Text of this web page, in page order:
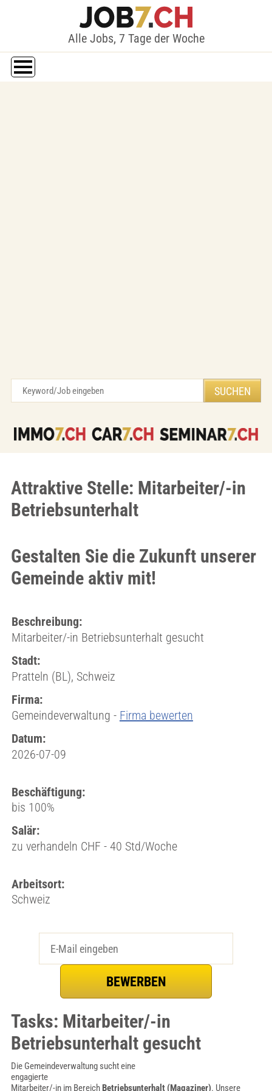
Alle Jobs, 7 Tage der Woche
Attraktive Stelle: Mitarbeiter/-in
Betriebsunterhalt
Gestalten Sie die Zukunft unserer
Gemeinde aktiv mit!
Beschreibung:
Mitarbeiter/-in Betriebsunterhalt gesucht
Stadt:
Pratteln (BL), Schweiz
Firma:
Gemeindeverwaltung - Firma bewerten
Datum:
2026-07-09
Beschäftigung:
bis 100%
Salär:
zu verhandeln CHF - 40 Std/Woche
Arbeitsort:
Schweiz
Tasks: Mitarbeiter/-in
Betriebsunterhalt gesucht
Die Gemeindeverwaltung sucht eine
engagierte
Mitarbeiter/-in im BereichBetriebsunterhalt (Magaziner). Unsere